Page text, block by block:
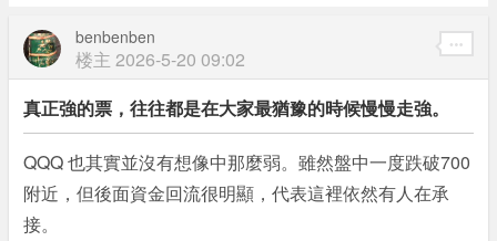
benbenben
楼主 2026-5-20 09:02
真正強的票，往往都是在大家最猶豫的時候慢慢走強。
QQQ 也其實並沒有想像中那麼弱。雖然盤中一度跌破700
附近，但後面資金回流很明顯，代表這裡依然有人在承
接。